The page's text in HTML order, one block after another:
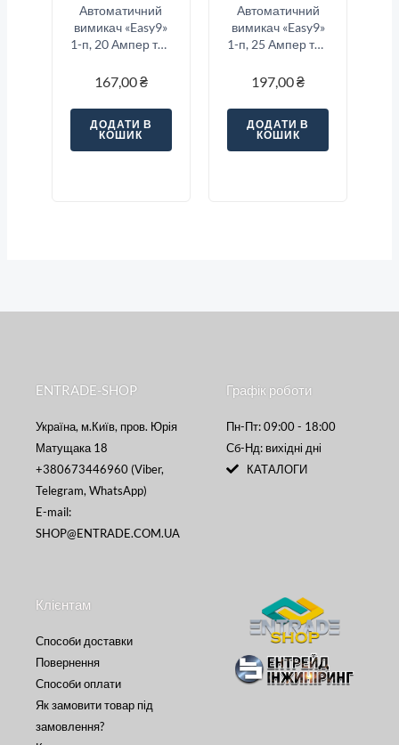
Автоматичний
вимикач «Easy9»
1-п, 20 Ампер тип
167,00₴
ДОДАТИ В
КОШИК
Автоматичний
вимикач «Easy9»
1-п, 25 Ампер тип
197,00₴
ДОДАТИ В
КОШИК
ENTRADE-SHOP
Україна, м.Київ, пров. Юрія
Матущака 18
+380673446960 (Viber,
Telegram, WhatsApp)
E-mail:
SHOP@ENTRADE.COM.UA
Графік роботи
Пн-Пт: 09:00 - 18:00
Сб-Нд: вихідні дні
КАТАЛОГИ
Клієнтам
Способи доставки
Повернення
Способи оплати
Як замовити товар під
замовлення?